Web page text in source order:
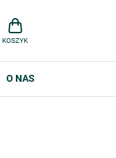
KOSZYK
O NAS